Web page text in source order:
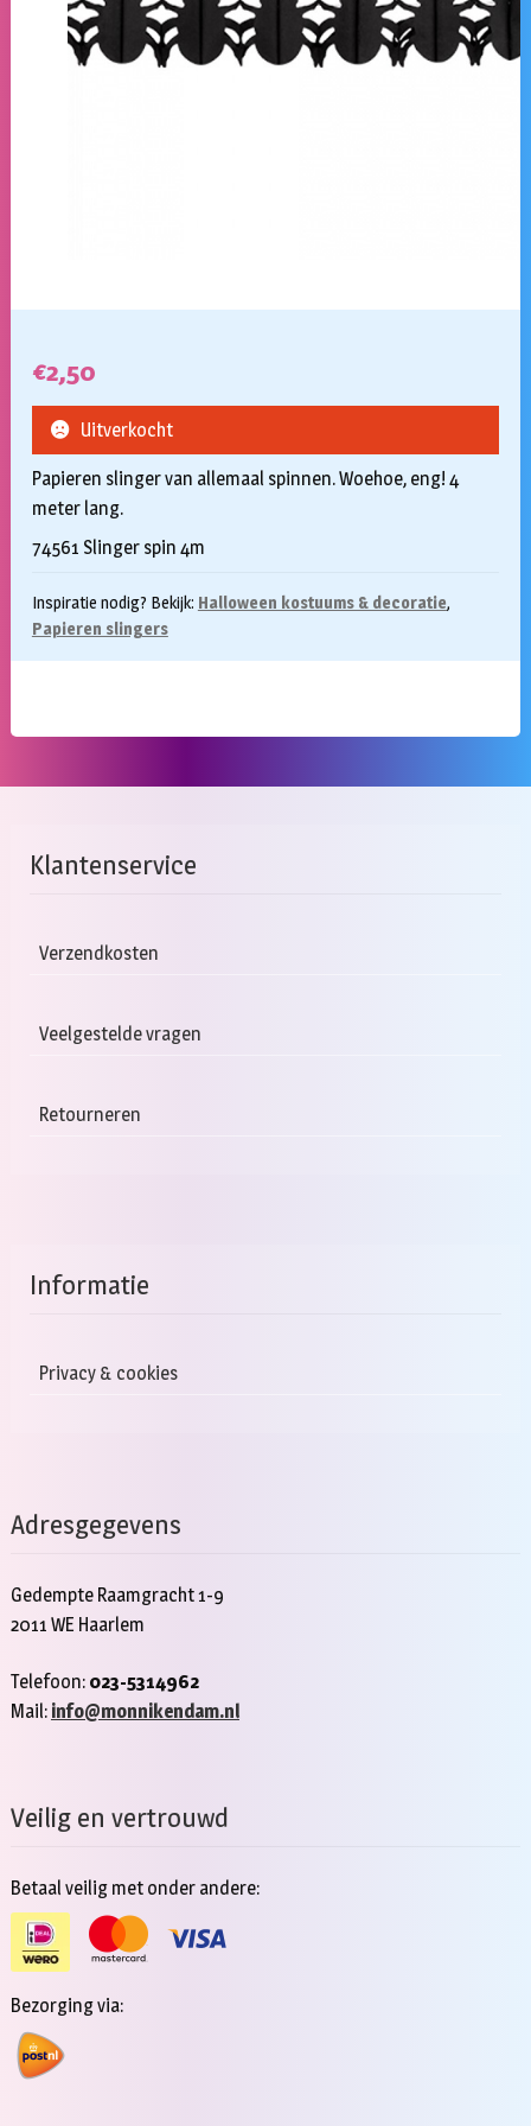
€2,50
Papieren slinger van allemaal spinnen. Woehoe, eng! 4
meter lang.
74561 Slinger spin 4m
Inspiratie nodig? Bekijk: Halloween kostuums & decoratie,
Papieren slingers
Uitverkocht
Klantenservice
Verzendkosten
Veelgestelde vragen
Retourneren
Informatie
Privacy & cookies
Adresgegevens
Gedempte Raamgracht 1-9
2011 WE Haarlem
Telefoon: 023-5314962
Mail: info@monnikendam.nl
Veilig en vertrouwd
Betaal veilig met onder andere:
Bezorging via: